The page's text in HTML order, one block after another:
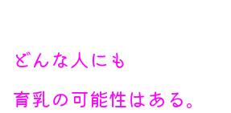
どんな人にも
育乳の可能性はある。